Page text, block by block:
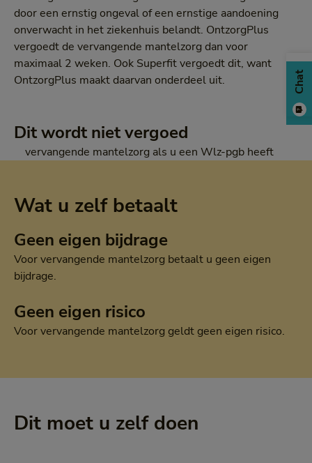
door een ernstig ongeval of een ernstige aandoening
onverwacht in het ziekenhuis belandt. OntzorgPlus
vergoedt de vervangende mantelzorg dan voor
maximaal 2 weken. Ook Superfit vergoedt dit, want
OntzorgPlus maakt daarvan onderdeel uit.
Dit wordt niet vergoed
vervangende mantelzorg als u een Wlz-pgb heeft
Wat u zelf betaalt
Geen eigen bijdrage
Voor vervangende mantelzorg betaalt u geen eigen
bijdrage.
Geen eigen risico
Voor vervangende mantelzorg geldt geen eigen risico.
Dit moet u zelf doen
Chat